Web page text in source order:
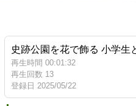
史跡公園を花で飾る 小学生
再生時間 00:01:32
再生回数 13
登録日 2025/05/22